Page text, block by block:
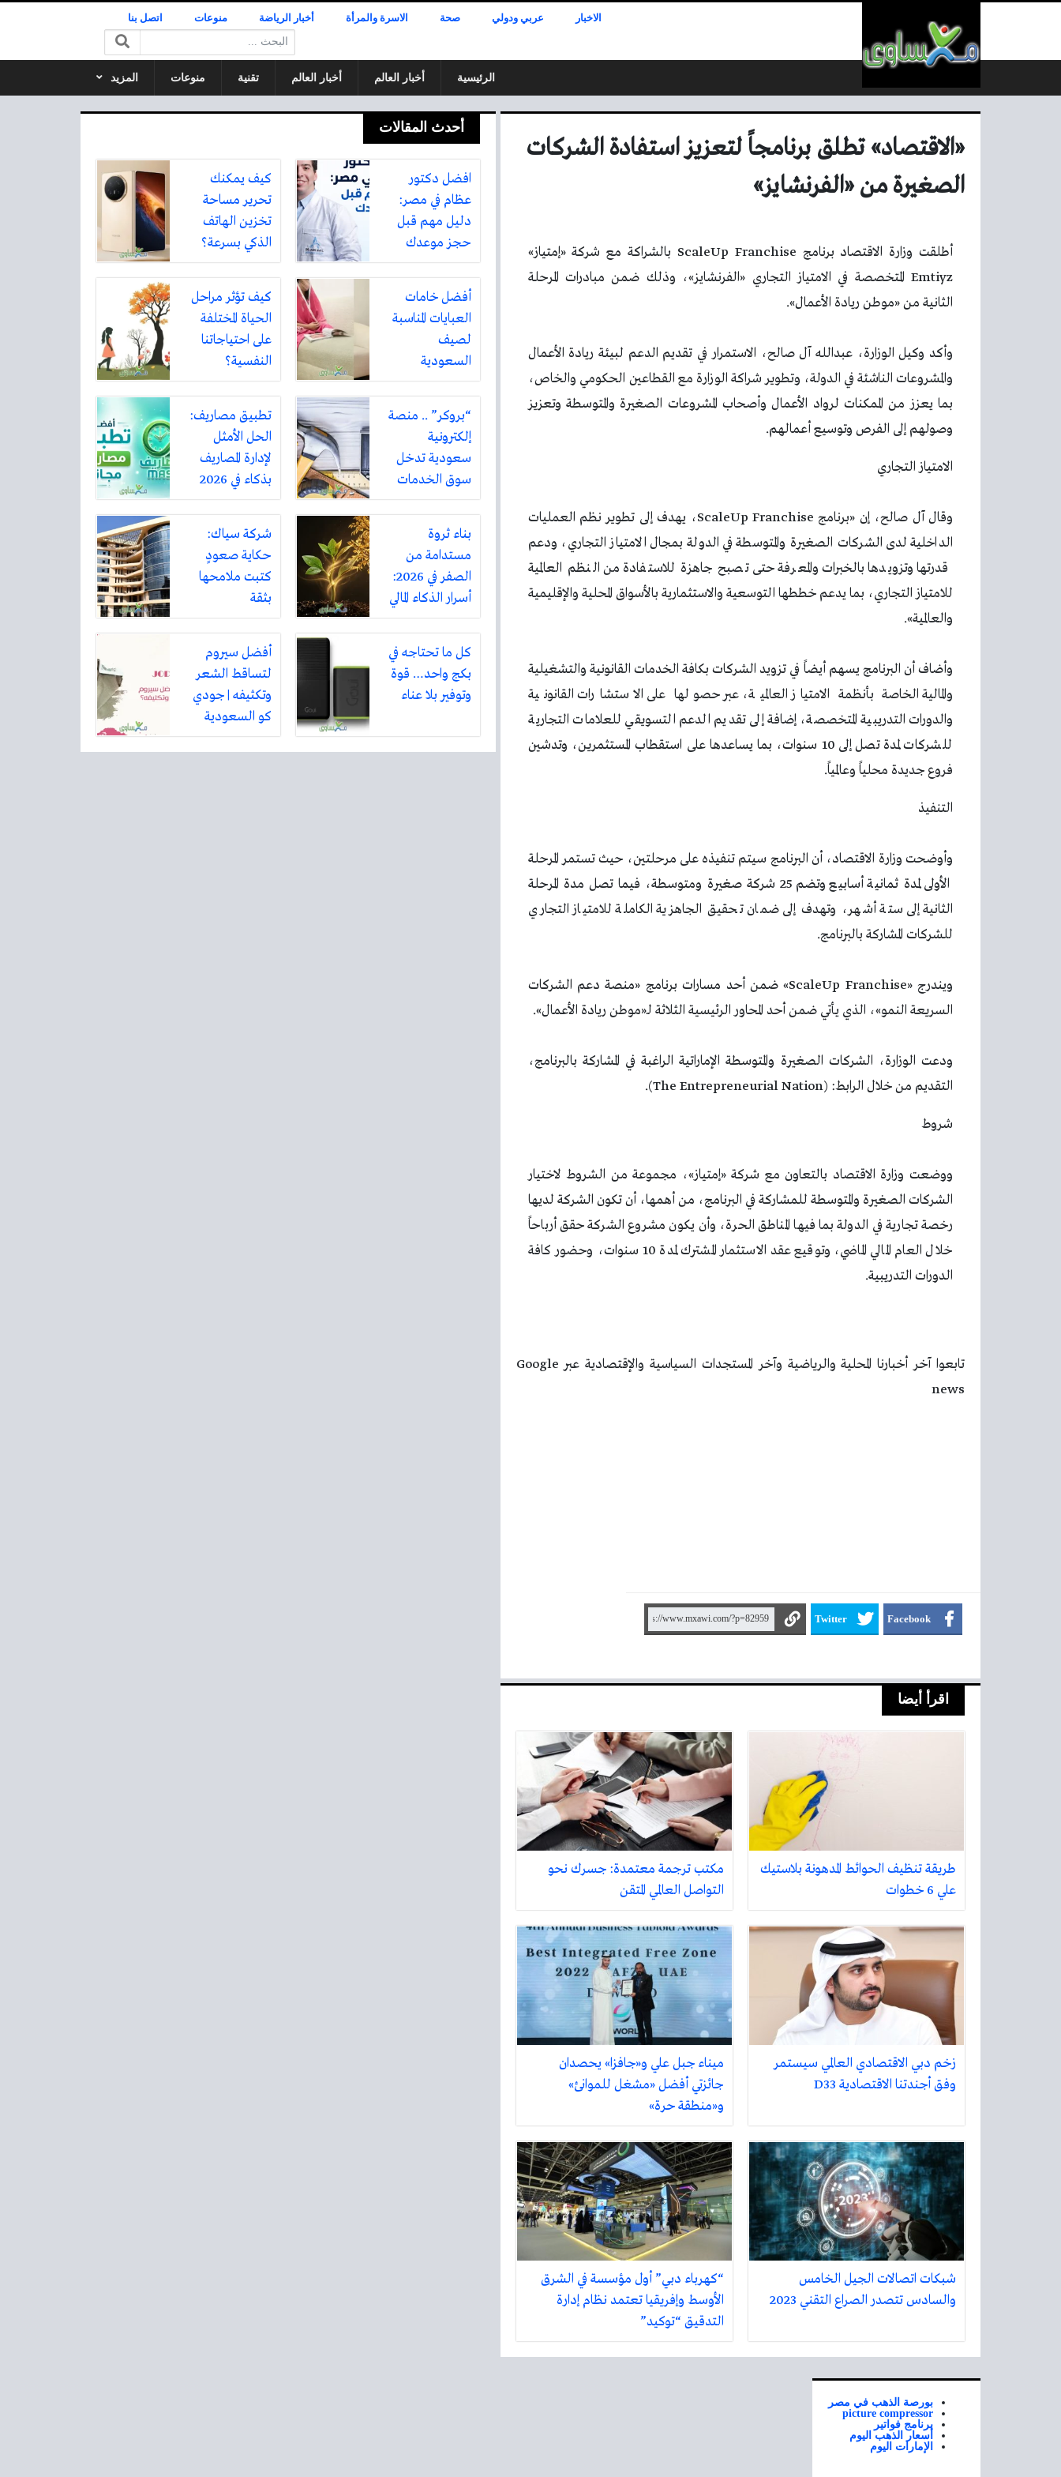
الاخبار عربي ودولي صحة الاسرة والمرأة أخبار الرياضة منوعات اتصل بنا
البحث:
الرئيسية أخبار العالم أخبار العالم تقنية منوعات المزيد
«الاقتصاد» تطلق برنامجاً لتعزيز استفادة الشركات
الصغيرة من «الفرنشايز»
أطلقت وزارة الاقتصاد برنامج ScaleUp Franchise بالشراكة مع شركة «إمتياز»
Emtiyz المتخصصة في الامتياز التجاري «الفرنشايز»، وذلك ضمن مبادرات المرحلة
الثانية من «موطن ريادة الأعمال».
وأكد وكيل الوزارة، عبدالله آل صالح، الاستمرار في تقديم الدعم لبيئة ريادة الأعمال
والمشروعات الناشئة في الدولة، وتطوير شراكة الوزارة مع القطاعين الحكومي والخاص،
بما يعزز من الممكنات لرواد الأعمال وأصحاب المشروعات الصغيرة والمتوسطة وتعزيز
وصولهم إلى الفرص وتوسيع أعمالهم.
الامتياز التجاري
وقال آل صالح، إن «برنامج ScaleUp Franchise، يهدف إلى تطوير نظم العمليات
الداخلية لدى الشركات الصغيرة والمتوسطة في الدولة بمجال الامتياز التجاري، ودعم
قدرتها وتزويدها بالخبرات والمعرفة حتى تصبح جاهزة للاستفادة من النظم العالمية
للامتياز التجاري، بما يدعم خططها التوسعية والاستثمارية بالأسواق المحلية والإقليمية
والعالمية».
وأضاف أن البرنامج يسهم أيضاً في تزويد الشركات بكافة الخدمات القانونية والتشغيلية
والمالية الخاصة بأنظمة الامتياز العالمية، عبر حصولها على الاستشارات القانونية
والدورات التدريبية المتخصصة، إضافة إلى تقديم الدعم التسويقي للعلامات التجارية
للشركات لمدة تصل إلى 10 سنوات، بما يساعدها على استقطاب المستثمرين، وتدشين
فروع جديدة محلياً وعالمياً.
التنفيذ
وأوضحت وزارة الاقتصاد، أن البرنامج سيتم تنفيذه على مرحلتين، حيث تستمر المرحلة
الأولى لمدة ثمانية أسابيع وتضم 25 شركة صغيرة ومتوسطة، فيما تصل مدة المرحلة
الثانية إلى ستة أشهر، وتهدف إلى ضمان تحقيق الجاهزية الكاملة للامتياز التجاري
للشركات المشاركة بالبرنامج.
ويندرج «ScaleUp Franchise» ضمن أحد مسارات برنامج «منصة دعم الشركات
السريعة النمو»، الذي يأتي ضمن أحد المحاور الرئيسية الثلاثة لـ«موطن ريادة الأعمال».
ودعت الوزارة، الشركات الصغيرة والمتوسطة الإماراتية الراغبة في المشاركة بالبرنامج،
التقديم من خلال الرابط: (The Entrepreneurial Nation).
شروط
ووضعت وزارة الاقتصاد بالتعاون مع شركة «إمتياز»، مجموعة من الشروط لاختيار
الشركات الصغيرة والمتوسطة للمشاركة في البرنامج، من أهمها، أن تكون الشركة لديها
رخصة تجارية في الدولة بما فيها المناطق الحرة، وأن يكون مشروع الشركة حقق أرباحاً
خلال العام المالي الماضي، وتوقيع عقد الاستثمار المشترك لمدة 10 سنوات، وحضور كافة
الدورات التدريبية.
تابعوا آخر أخبارنا المحلية والرياضية وآخر المستجدات السياسية والإقتصادية عبر Google
news
Facebook
Twitter
اقرأ أيضا
طريقة تنظيف الحوائط المدهونة بلاستيك
علي 6 خطوات
مكتب ترجمة معتمدة: جسرك نحو
التواصل العالمي المتقن
زخم دبي الاقتصادي العالمي سيستمر
وفق أجندتنا الاقتصادية D33
ميناء جبل علي و«جافزا» يحصدان
جائزتي أفضل «مشغل للموانئ»
و«منطقة حرة»
شبكات اتصالات الجيل الخامس
والسادس تتصدر الصراع التقني 2023
“كهرباء دبي” أول مؤسسة في الشرق
الأوسط وإفريقيا تعتمد نظام إدارة
التدقيق “توكيد”
أحدث المقالات
افضل دكتور
عظام في مصر:
دليل مهم قبل
حجز موعدك
كيف يمكنك
تحرير مساحة
تخزين الهاتف
الذكي بسرعة؟
أفضل خامات
العبايات المناسبة
لصيف
السعودية
كيف تؤثر مراحل
الحياة المختلفة
على احتياجاتنا
النفسية؟
“بروكر” .. منصة
إلكترونية
سعودية تدخل
سوق الخدمات
المنزلية بتغطية
ثلاثين مدينة
تطبيق مصاريف:
الحل الأمثل
لإدارة المصاريف
بذكاء في 2026
بناء ثروة
مستدامة من
الصفر في 2026:
أسرار الذكاء المالي
على طريقة
شركة سياك:
حكاية صعودٍ
كتبت ملامحها
بثقة
كل ما تحتاجه في
بكج واحد… قوة
وتوفير بلا عناء
أفضل سيروم
لتساقط الشعر
وتكثيفه | جودي
كو السعودية
بورصة الذهب في مصر
picture compressor
برنامج فواتير
أسعار الذهب اليوم
الإمارات اليوم